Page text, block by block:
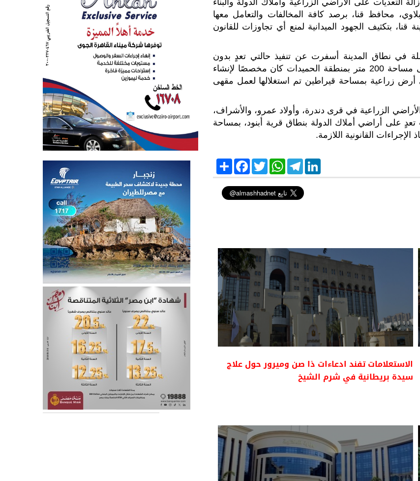
k p m n
محافظ قنا، برصد كافة المخالفات والتعامل معها
بتكثيف الجهود الميدانية لمنع أي تجاوزات للقانون
في نطاق المدينة أسفرت عن تنفيذ حالتي تعدٍ بدون
ترخيص، حيث شملت الحالة الأولى إزالة تعدٍ بالبناء على مساحة 200 متر بمنطقة الحميدات كان مخصصًا لإنشاء
أرض زراعية بمساحة قيراطين تم استغلالها لعمل مقهى
نجحت في تنفيذ 14 حالة تعدٍ على الأراضي الزراعية في قرى دندرة، وأولاد عمرو، والأشراف،
بلغت 13 قيراطًا، كما تم تنفيذ 4 حالات تعدٍ على أراضي أملاك الدولة بنطاق قرية أبنود، بمساحة
S
h
a
r
e
F
a
c
e
b
o
T
w
i
t
t
e
W
h
a
t
s
A
T
e
l
e
g
r
L
i
n
الاستعلامات تفند ادعاءات ذا صن وميرور حول علاج
سيدة بريطانية في شرم الشيخ